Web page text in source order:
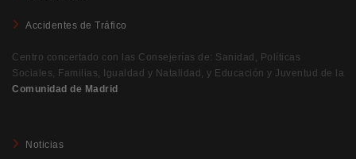
Accidentes de Tráfico
Centro concertado con las Consejerías de: Sanidad, Políticas
Sociales, Familias, Igualdad y Natalidad, y Educación y Juventud de la
Comunidad de Madrid
Noticias